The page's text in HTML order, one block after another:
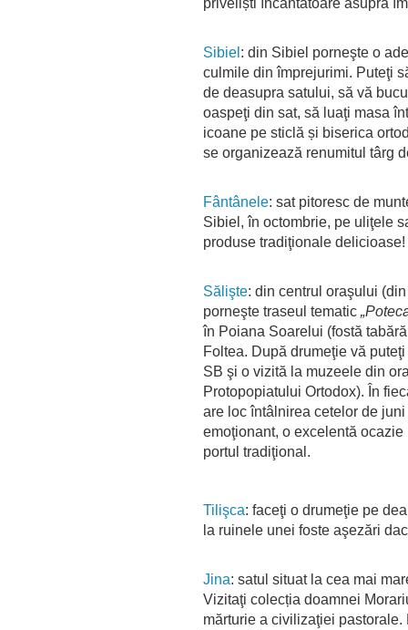
Sibiel: din Sibiel porneşte o
culmile din împrejurimi. Puteţi
de deasupra satului, să vă
oaspeţi din sat, să luaţi masa
icoane pe sticlă și biserica
se organizează renumitul târg
Fântânele: sat pitoresc de
Sibiel, în octombrie, pe uliţele
produse tradiţionale delicioase!
Sălişte: din centrul oraşului
porneşte traseul tematic
în Poiana Soarelui (fostă
Foltea. După drumeţie vă
SB şi o vizită la muzeele din
Protopopiatului Ortodox). În
are loc întâlnirea cetelor de
emoţionant, o excelentă
portul tradiţional.
Tilişca: faceţi o drumeţie pe
la ruinele unei foste aşezări
Jina: satul situat la cea mai
Vizitaţi colecția doamnei
mărturie a civilizaţiei